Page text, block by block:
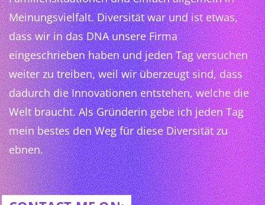
Meinungsvielfalt. Diversität war und ist etwas,
dass wir in das DNA unsere Firma
eingeschrieben haben und jeden Tag versuchen
weiter zu treiben, weil wir überzeugt sind, dass
dadurch die Innovationen entstehen, welche die
Welt braucht. Als Gründerin gebe ich jeden Tag
mein bestes den Weg für diese Diversität zu
ebnen.